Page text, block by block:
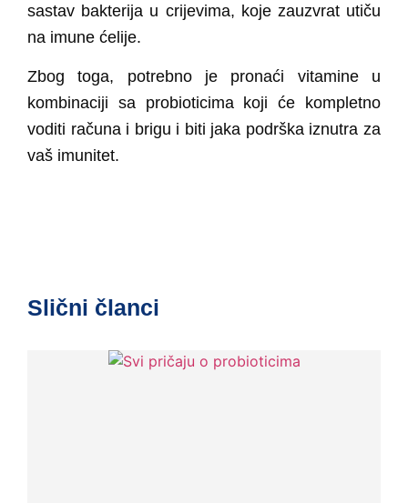
sastav bakterija u crijevima, koje zauzvrat utiču
na imune ćelije.
Zbog toga, potrebno je pronaći vitamine u
kombinaciji sa probioticima koji će kompletno
voditi računa i brigu i biti jaka podrška iznutra za
vaš imunitet.
Slični članci